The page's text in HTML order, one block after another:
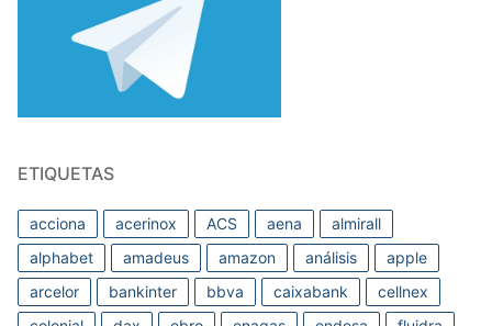
ETIQUETAS
acciona acerinox ACS aena
almirall
alphabet
amadeus amazon análisis
apple
arcelor
bankinter bbva caixabank
cellnex